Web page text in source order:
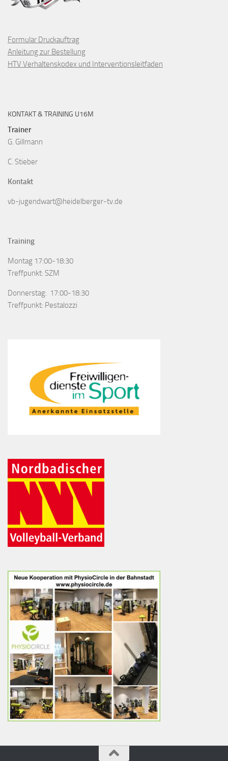
Formular Druckauftrag
Anleitung zur Bestellung
HTV Verhaltenskodex und Interventionsleitfaden
KONTAKT & TRAINING U16M
Trainer
G. Gillmann
C. Stieber
Kontakt
vb-jugendwart@heidelberger-tv.de
Training
Montag 17:00-18:30
Treffpunkt: SZM
Donnerstag: 17:00-18:30
Treffpunkt: Pestalozzi